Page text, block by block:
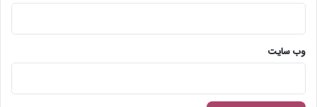
وب‌ سایت